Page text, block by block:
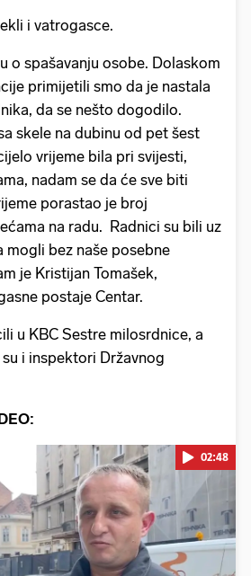
i vatrogasce.
o spašavanju osobe. Dolaskom
primijetili smo da je nastala
da se nešto dogodilo.
skele na dubinu od pet šest
vrijeme bila pri svijesti,
nadam se da će sve biti
porastao je broj
na radu. Radnici su bili uz
mogli bez naše posebne
je Kristijan Tomašek,
postaje Centar.
u KBC Sestre milosrdnice, a
i inspektori Državnog
Pokretanje videa...
02:48